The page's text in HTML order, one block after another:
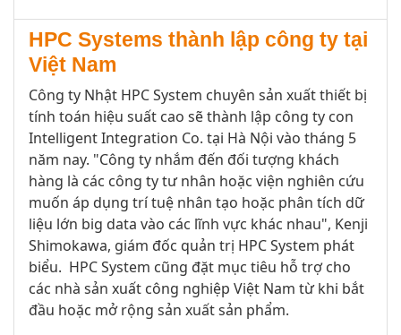
HPC Systems thành lập công ty tại
Việt Nam
Công ty Nhật HPC System chuyên sản xuất thiết bị
tính toán hiệu suất cao sẽ thành lập công ty con
Intelligent Integration Co. tại Hà Nội vào tháng 5
năm nay. "Công ty nhắm đến đối tượng khách
hàng là các công ty tư nhân hoặc viện nghiên cứu
muốn áp dụng trí tuệ nhân tạo hoặc phân tích dữ
liệu lớn big data vào các lĩnh vực khác nhau", Kenji
Shimokawa, giám đốc quản trị HPC System phát
biểu. HPC System cũng đặt mục tiêu hỗ trợ cho
các nhà sản xuất công nghiệp Việt Nam từ khi bắt
đầu hoặc mở rộng sản xuất sản phẩm.